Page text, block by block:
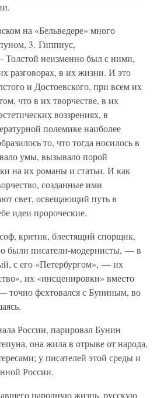
на «Бельведере» много
3. Гиппиус,
неизменно был с ними,
разговорах, в их жизни. И это
и Достоевского, при всем их
что в их творчестве, в их
воззрениях, в
полемике наиболее
то, что тогда носилось в
умы, вызывало порой
на их романы и статьи. И как
созданные ими
свет, освещающий путь в
идеи пророческие.
критик, блестящий спорщик,
были писатели-модернисты, — в
с его «Петербургом», — их
их «инсценировки» вместо
точно фехтовался с Буниным, во
России, парировал Бунин
она жила в отрыве от народа,
у писателей этой среды и
России.
народную жизнь, русскую